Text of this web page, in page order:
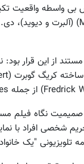
بی واسطه واقعیت
صمیمیت نگاه فیلم
تلویزیونی "یک